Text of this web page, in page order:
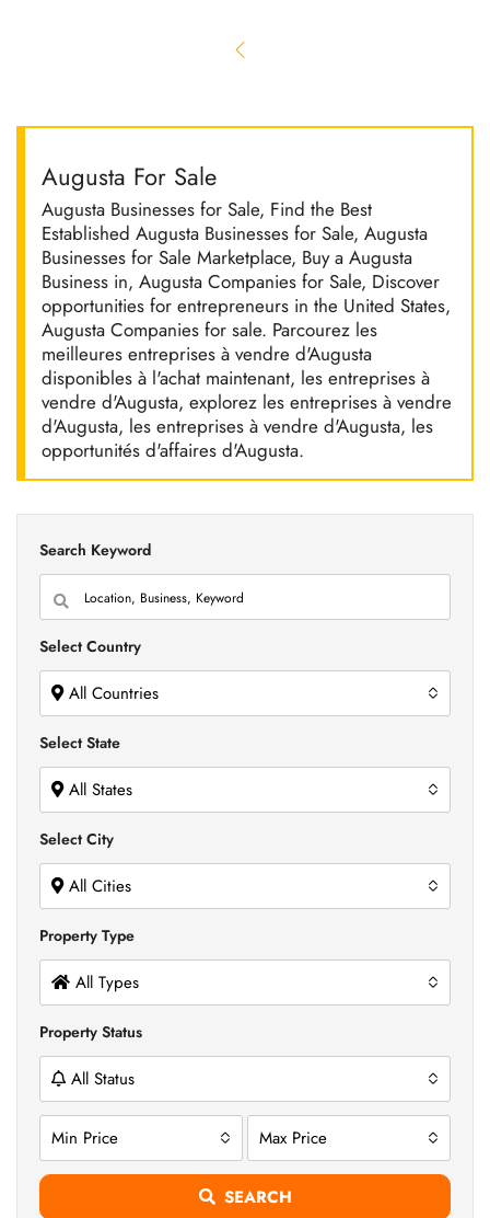
Augusta For Sale
Augusta Businesses for Sale, Find the Best
Established Augusta Businesses for Sale, Augusta
Businesses for Sale Marketplace, Buy a Augusta
Business in, Augusta Companies for Sale, Discover
opportunities for entrepreneurs in the United States,
Augusta Companies for sale. Parcourez les
meilleures entreprises à vendre d'Augusta
disponibles à l'achat maintenant, les entreprises à
vendre d'Augusta, explorez les entreprises à vendre
d'Augusta, les entreprises à vendre d'Augusta, les
opportunités d'affaires d'Augusta.
Search Keyword
Select Country
All Countries
Select State
All States
Select City
All Cities
Property Type
All Types
Property Status
All Status
Min Price Max Price
SEARCH